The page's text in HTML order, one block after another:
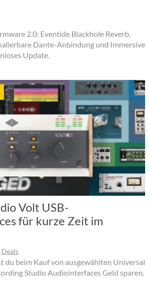
2.0: Eventide Blackhole Reverb,
Dante-Anbindung und Immersive
Update.
Volt USB-
für kurze Zeit im
Deals
du beim Kauf von ausgewählten Universal
Studio Audiointerfaces Geld sparen.